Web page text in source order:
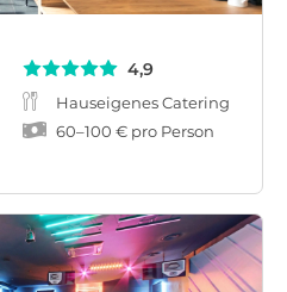
4,9
Hauseigenes Catering
60–100 € pro Person